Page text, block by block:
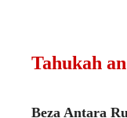
Tahukah
Beza Antara